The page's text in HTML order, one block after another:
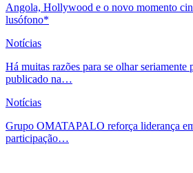
Angola, Hollywood e o novo momento
lusófono*
Notícias
Há muitas razões para se olhar
publicado na…
Notícias
Grupo OMATAPALO reforça liderança
participação…